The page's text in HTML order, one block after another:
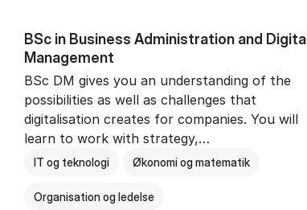
BSc in Busi­ness Ad­min­is­tra­tion and Di­git­al
Man­age­ment
BSc DM gives you an understanding of the
possibilities as well as challenges that
digitalisation creates for companies. You will
learn to work with strategy,…
IT og teknologi Økonomi og matematik
Organisation og ledelse